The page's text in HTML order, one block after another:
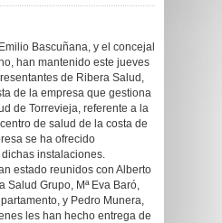
Bascuñana, y el concejal
han mantenido este jueves
de Ribera Salud,
de la empresa que gestiona
de Torrevieja, referente a la
de salud de la costa de
se ha ofrecido
instalaciones.
estado reunidos con Alberto
Salud Grupo, Mª Eva Baró,
y Pedro Munera,
les han hecho entrega de